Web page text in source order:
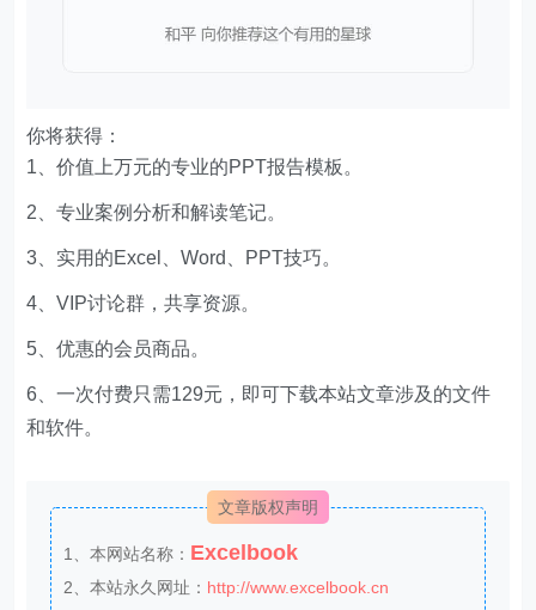
你将获得：
1、价值上万元的专业的PPT报告模板。
2、专业案例分析和解读笔记。
3、实用的Excel、Word、PPT技巧。
4、VIP讨论群，共享资源。
5、优惠的会员商品。
6、一次付费只需129元，即可下载本站文章涉及的文件
和软件。
文章版权声明
1、本网站名称： Excelbook
2、本站永久网址： http://www.excelbook.cn